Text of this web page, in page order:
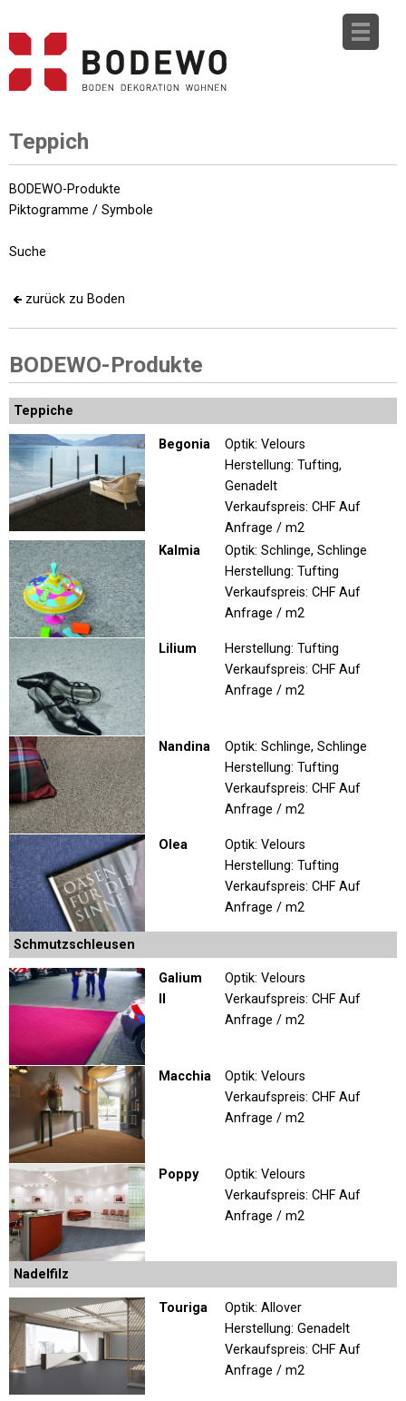
Teppich
BODEWO-Produkte
Piktogramme / Symbole
Suche
zurück zu Boden
BODEWO-Produkte
Teppiche
Begonia
Optik: Velours
Herstellung: Tufting,
Genadelt
Verkaufspreis: CHF Auf
Anfrage / m2
Kalmia
Optik: Schlinge, Schlinge
Herstellung: Tufting
Verkaufspreis: CHF Auf
Anfrage / m2
Lilium
Herstellung: Tufting
Verkaufspreis: CHF Auf
Anfrage / m2
Nandina
Optik: Schlinge, Schlinge
Herstellung: Tufting
Verkaufspreis: CHF Auf
Anfrage / m2
Olea
Optik: Velours
Herstellung: Tufting
Verkaufspreis: CHF Auf
Anfrage / m2
Schmutzschleusen
Galium
Optik: Velours
Verkaufspreis: CHF Auf
Anfrage / m2
Macchia
Optik: Velours
Verkaufspreis: CHF Auf
Anfrage / m2
Poppy
Optik: Velours
Verkaufspreis: CHF Auf
Anfrage / m2
Nadelfilz
Touriga
Optik: Allover
Herstellung: Genadelt
Verkaufspreis: CHF Auf
Anfrage / m2